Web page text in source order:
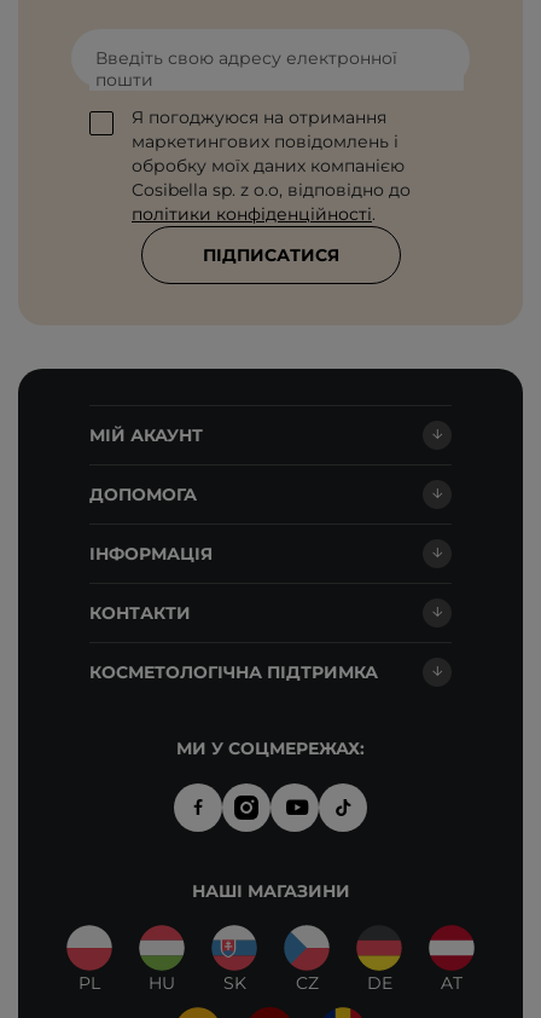
Введіть свою адресу електронної
пошти
Я погоджуюся на отримання
маркетингових повідомлень і
обробку моїх даних компанією
Cosibella sp. z o.o, відповідно до
політики конфіденційності.
ПІДПИСАТИСЯ
МІЙ АКАУНТ
ДОПОМОГА
ІНФОРМАЦІЯ
КОНТАКТИ
КОСМЕТОЛОГІЧНА ПІДТРИМКА
МИ У СОЦМЕРЕЖАХ:
НАШІ МАГАЗИНИ
PL HU SK CZ DE AT